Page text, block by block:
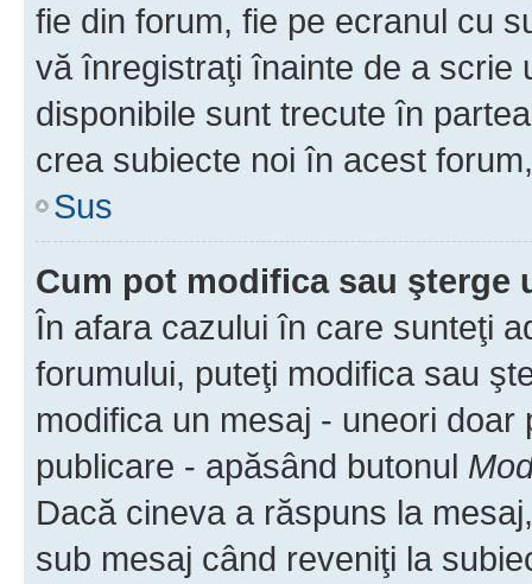
fie din forum, fie pe ecranul cu
vă înregistraţi înainte de a scrie
disponibile sunt trecute în
crea subiecte noi în acest
Sus
Cum pot modifica sau şterge
În afara cazului în care sunteţi
forumului, puteţi modifica sau
modifica un mesaj - uneori
publicare - apăsând butonul
Dacă cineva a răspuns la
sub mesaj când reveniţi la